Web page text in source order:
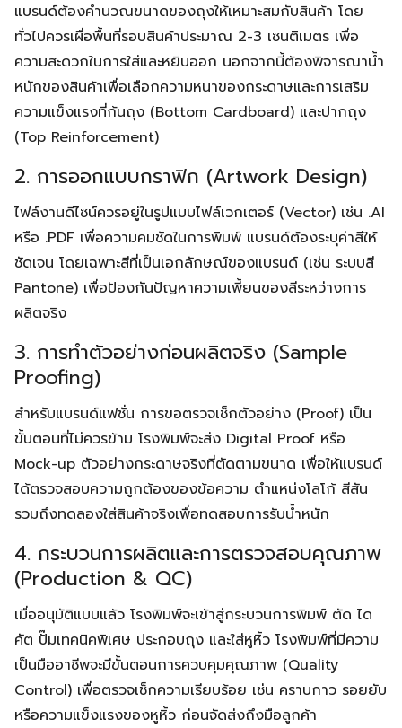
แบรนด์ต้องคำนวณขนาดของถุงให้เหมาะสมกับสินค้า โดย
ทั่วไปควรเผื่อพื้นที่รอบสินค้าประมาณ 2-3 เซนติเมตร เพื่อ
ความสะดวกในการใส่และหยิบออก นอกจากนี้ต้องพิจารณาน้ำ
หนักของสินค้าเพื่อเลือกความหนาของกระดาษและการเสริม
ความแข็งแรงที่ก้นถุง (Bottom Cardboard) และปากถุง
(Top Reinforcement)
2. การออกแบบกราฟิก (Artwork Design)
ไฟล์งานดีไซน์ควรอยู่ในรูปแบบไฟล์เวกเตอร์ (Vector) เช่น .AI
หรือ .PDF เพื่อความคมชัดในการพิมพ์ แบรนด์ต้องระบุค่าสีให้
ชัดเจน โดยเฉพาะสีที่เป็นเอกลักษณ์ของแบรนด์ (เช่น ระบบสี
Pantone) เพื่อป้องกันปัญหาความเพี้ยนของสีระหว่างการ
ผลิตจริง
3. การทำตัวอย่างก่อนผลิตจริง (Sample
Proofing)
สำหรับแบรนด์แฟชั่น การขอตรวจเช็กตัวอย่าง (Proof) เป็น
ขั้นตอนที่ไม่ควรข้าม โรงพิมพ์จะส่ง Digital Proof หรือ
Mock-up ตัวอย่างกระดาษจริงที่ตัดตามขนาด เพื่อให้แบรนด์
ได้ตรวจสอบความถูกต้องของข้อความ ตำแหน่งโลโก้ สีสัน
รวมถึงทดลองใส่สินค้าจริงเพื่อทดสอบการรับน้ำหนัก
4. กระบวนการผลิตและการตรวจสอบคุณภาพ
(Production & QC)
เมื่ออนุมัติแบบแล้ว โรงพิมพ์จะเข้าสู่กระบวนการพิมพ์ ตัด ได
คัต ปั๊มเทคนิคพิเศษ ประกอบถุง และใส่หูหิ้ว โรงพิมพ์ที่มีความ
เป็นมืออาชีพจะมีขั้นตอนการควบคุมคุณภาพ (Quality
Control) เพื่อตรวจเช็กความเรียบร้อย เช่น คราบกาว รอยยับ
หรือความแข็งแรงของหูหิ้ว ก่อนจัดส่งถึงมือลูกค้า